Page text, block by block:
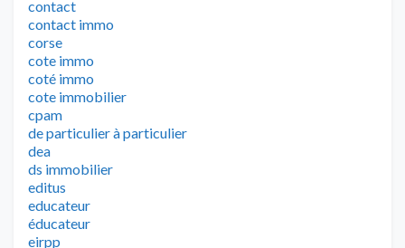
contact
contact immo
corse
cote immo
coté immo
cote immobilier
cpam
de particulier à particulier
dea
ds immobilier
editus
educateur
éducateur
eirpp